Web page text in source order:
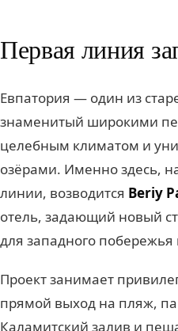
Первая линия
Евпатория — один из
знаменитый широкими
целебным климатом и
озёрами. Именно здесь,
линии, возводится Beriy
отель, задающий новый
для западного побережья
Проект занимает
прямой выход на пляж,
Каламитский залив и